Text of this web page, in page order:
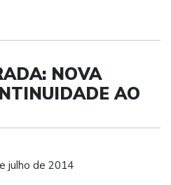
NOVA
AO
julho de 2014